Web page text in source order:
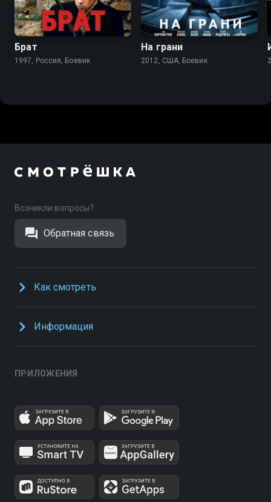
Брат
1997, Россия, Боевик
На грани
2012, США, Боевик
Возникли вопросы?
Обратная связь
Как смотреть
Информация
ПРИЛОЖЕНИЯ